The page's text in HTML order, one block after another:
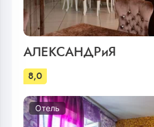
АЛЕКСАНДРиЯ
8,0
Отель